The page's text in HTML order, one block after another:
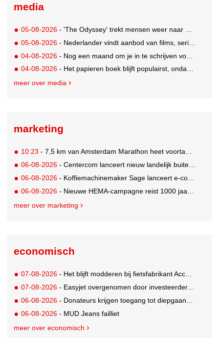
media
05-08-2026 - 'The Odyssey' trekt mensen weer naar de bioscoop
05-08-2026 - Nederlander vindt aanbod van films, series en sport vaak versnipperd
04-08-2026 - Nog een maand om je in te schrijven voor de Mercurs 2026
04-08-2026 - Het papieren boek blijft populairst, ondanks digitale alternatieven
meer over media
marketing
10:23 - 7,5 km van Amsterdam Marathon heet voortaan de 'Samsung Galaxy 7,5 km'
06-08-2026 - Centercom lanceert nieuw landelijk buitereclamenetwerk: City Cubes
06-08-2026 - Koffiemachinemaker Sage lanceert e-commerceplatform voor koffieliefhebbers
06-08-2026 - Nieuwe HEMA-campagne reist 1000 jaar terug in de tijd naar 'Hemastein'
meer over marketing
economisch
07-08-2026 - Het blijft modderen bij fietsfabrikant Accell. Krijgt uitstel van betaling
07-08-2026 - Easyjet overgenomen door investeerder Apollo
06-08-2026 - Donateurs krijgen toegang tot diepgaandere informatie over goede doelen
06-08-2026 - MUD Jeans failliet
meer over economisch